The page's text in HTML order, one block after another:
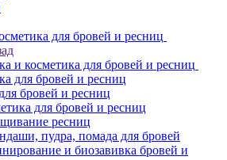
для бровей и ресниц
и косметика для бровей и ресниц
для бровей и ресниц
бровей и ресниц
для бровей и ресниц
ресниц
пудра, помада для бровей
и биозавивка бровей и